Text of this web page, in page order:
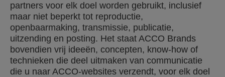
partners voor elk doel worden gebruikt, inclusief
maar niet beperkt tot reproductie,
openbaarmaking, transmissie, publicatie,
uitzending en posting. Het staat ACCO Brands
bovendien vrij ideeën, concepten, know-how of
technieken die deel uitmaken van communicatie
die u naar ACCO-websites verzendt, voor elk doel